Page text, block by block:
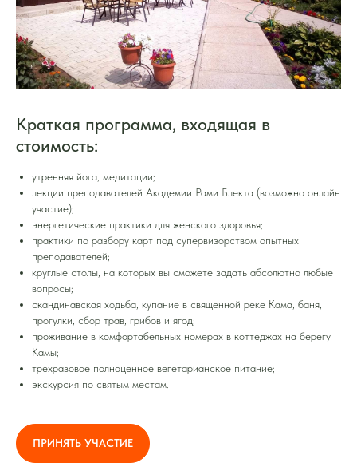
Краткая программа, входящая в
стоимость:
утренняя йога, медитации;
лекции преподавателей Академии Рами Блекта (возможно онлайн
участие);
энергетические практики для женского здоровья;
практики по разбору карт под супервизорством опытных
преподавателей;
круглые столы, на которых вы сможете задать абсолютно любые
вопросы;
скандинавская ходьба, купание в священной реке Кама, баня,
прогулки, сбор трав, грибов и ягод;
проживание в комфортабельных номерах в коттеджах на берегу
Камы;
трехразовое полноценное вегетарианское питание;
экскурсия по святым местам.
ПРИНЯТЬ УЧАСТИЕ